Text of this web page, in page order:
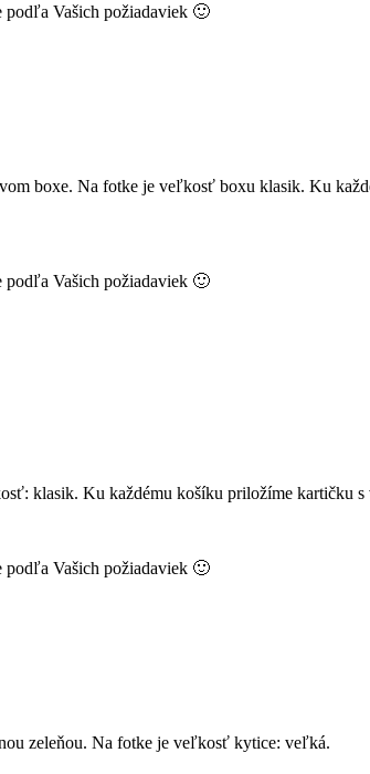
podľa Vašich požiadaviek 🙂
boxe. Na fotke je veľkosť boxu klasik. Ku
podľa Vašich požiadaviek 🙂
klasik. Ku každému košíku priložíme kartičku s
podľa Vašich požiadaviek 🙂
zeleňou. Na fotke je veľkosť kytice: veľká.